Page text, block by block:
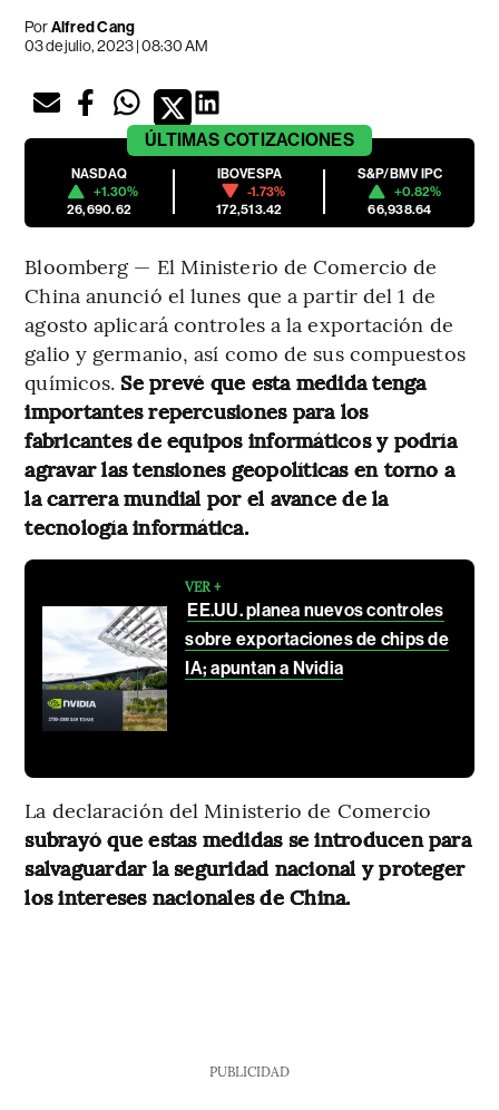
PorAlfred Cang
03 de julio, 2023 | 08:30 AM
ÚLTIMAS COTIZACIONES
NASDAQ
+1.30%
26,690.62
IBOVESPA
-1.73%
172,513.42
S&P/BMV IPC
+0.82%
66,938.64
Bloomberg — El Ministerio de Comercio de
China anunció el lunes que a partir del 1 de
agosto aplicará controles a la exportación de
galio y germanio, así como de sus compuestos
químicos. Se prevé que esta medida tenga
importantes repercusiones para los
fabricantes de equipos informáticos y podría
agravar las tensiones geopolíticas en torno a
la carrera mundial por el avance de la
tecnología informática.
VER +
EE.UU. planea nuevos controles
sobre exportaciones de chips de
IA; apuntan a Nvidia
La declaración del Ministerio de Comercio
subrayó que estas medidas se introducen para
salvaguardar la seguridad nacional y proteger
los intereses nacionales de China.
PUBLICIDAD